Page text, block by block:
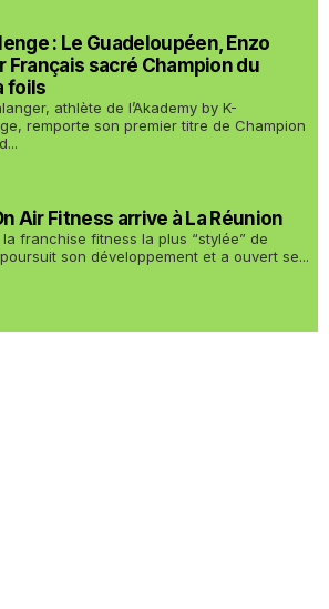
: Le Guadeloupéen, Enzo
Français sacré Champion du
foils
athlète de l’Akademy by K-
remporte son premier titre de Champion
Air Fitness arrive à La Réunion
la franchise fitness la plus “stylée” de
son développement et a ouvert se...